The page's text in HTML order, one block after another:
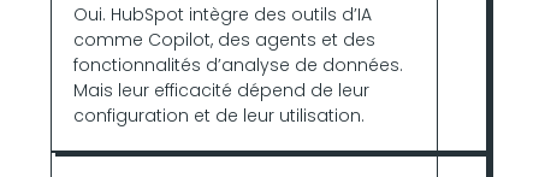
Oui. HubSpot intègre des outils d’IA
comme Copilot, des agents et des
fonctionnalités d’analyse de données.
Mais leur efficacité dépend de leur
configuration et de leur utilisation.